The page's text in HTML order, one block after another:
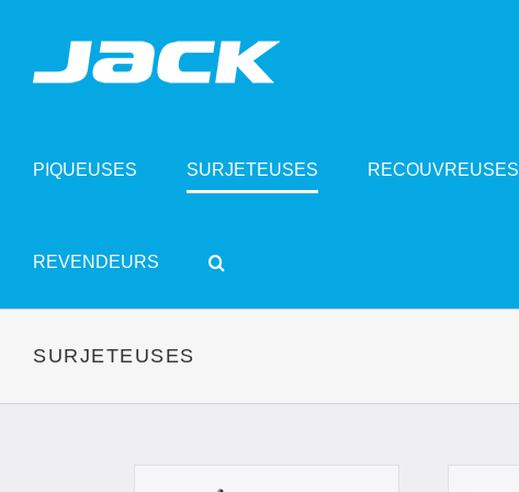
PIQUEUSES SURJETEUSES RECOUVREUSES
REVENDEURS
SURJETEUSES